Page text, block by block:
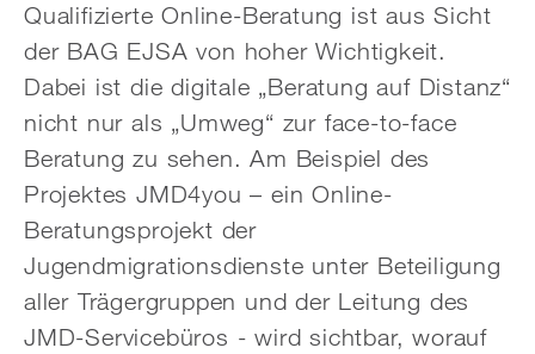
Qualifizierte Online-Beratung ist aus Sicht
der BAG EJSA von hoher Wichtigkeit.
Dabei ist die digitale „Beratung auf Distanz“
nicht nur als „Umweg“ zur face-to-face
Beratung zu sehen. Am Beispiel des
Projektes JMD4you – ein Online-
Beratungsprojekt der
Jugendmigrationsdienste unter Beteiligung
aller Trägergruppen und der Leitung des
JMD-Servicebüros - wird sichtbar, worauf